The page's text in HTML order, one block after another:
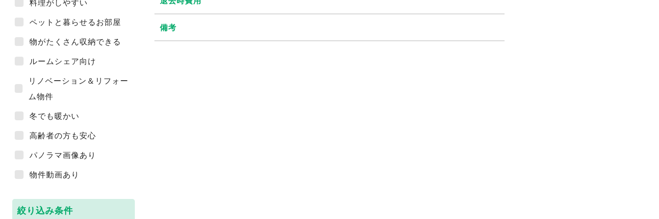
ペットと暮らせるお部屋
物がたくさん収納できる
ルームシェア向け
リノベーション＆リフォー
ム物件
冬でも暖かい
高齢者の方も安心
パノラマ画像あり
物件動画あり
絞り込み条件
備考